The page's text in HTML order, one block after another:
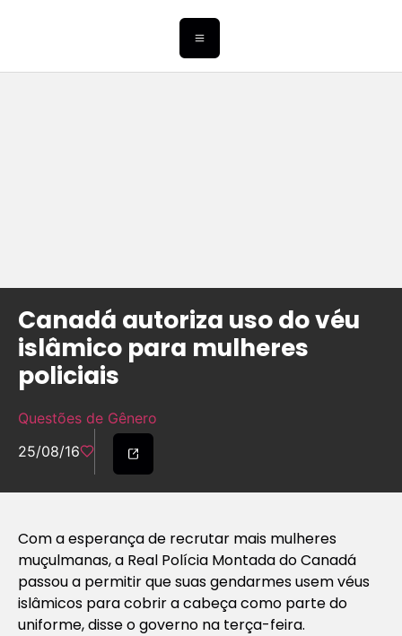
Canadá autoriza uso do véu
islâmico para mulheres
policiais
Questões de Gênero
25/08/16
Com a esperança de recrutar mais mulheres
muçulmanas, a Real Polícia Montada do Canadá
passou a permitir que suas gendarmes usem véus
islâmicos para cobrir a cabeça como parte do
uniforme, disse o governo na terça-feira.